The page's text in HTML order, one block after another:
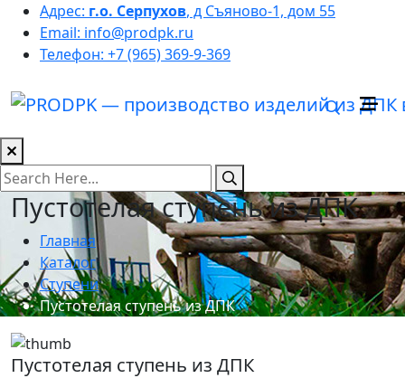
Адрес: г.о. Серпухов, д Съяново-1, дом 55
Email: info@prodpk.ru
Телефон: +7 (965) 369-9-369
Пустотелая ступень из ДПК
Главная
Каталог
Ступени
Пустотелая ступень из ДПК
Пустотелая ступень из ДПК